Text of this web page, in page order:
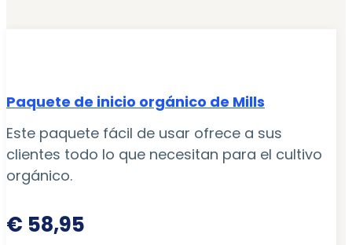
Paquete de inicio orgánico de Mills
Este paquete fácil de usar ofrece a sus
clientes todo lo que necesitan para el cultivo
orgánico.
€ 58,95